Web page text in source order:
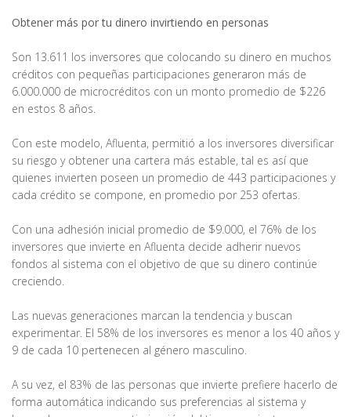
Obtener más por tu dinero invirtiendo en personas
Son 13.611 los inversores que colocando su dinero en muchos
créditos con pequeñas participaciones generaron más de
6.000.000 de microcréditos con un monto promedio de $226
en estos 8 años.
Con este modelo, Afluenta, permitió a los inversores diversificar
su riesgo y obtener una cartera más estable, tal es así que
quienes invierten poseen un promedio de 443 participaciones y
cada crédito se compone, en promedio por 253 ofertas.
Con una adhesión inicial promedio de $9.000, el 76% de los
inversores que invierte en Afluenta decide adherir nuevos
fondos al sistema con el objetivo de que su dinero continúe
creciendo.
Las nuevas generaciones marcan la tendencia y buscan
experimentar. El 58% de los inversores es menor a los 40 años y
9 de cada 10 pertenecen al género masculino.
A su vez, el 83% de las personas que invierte prefiere hacerlo de
forma automática indicando sus preferencias al sistema y